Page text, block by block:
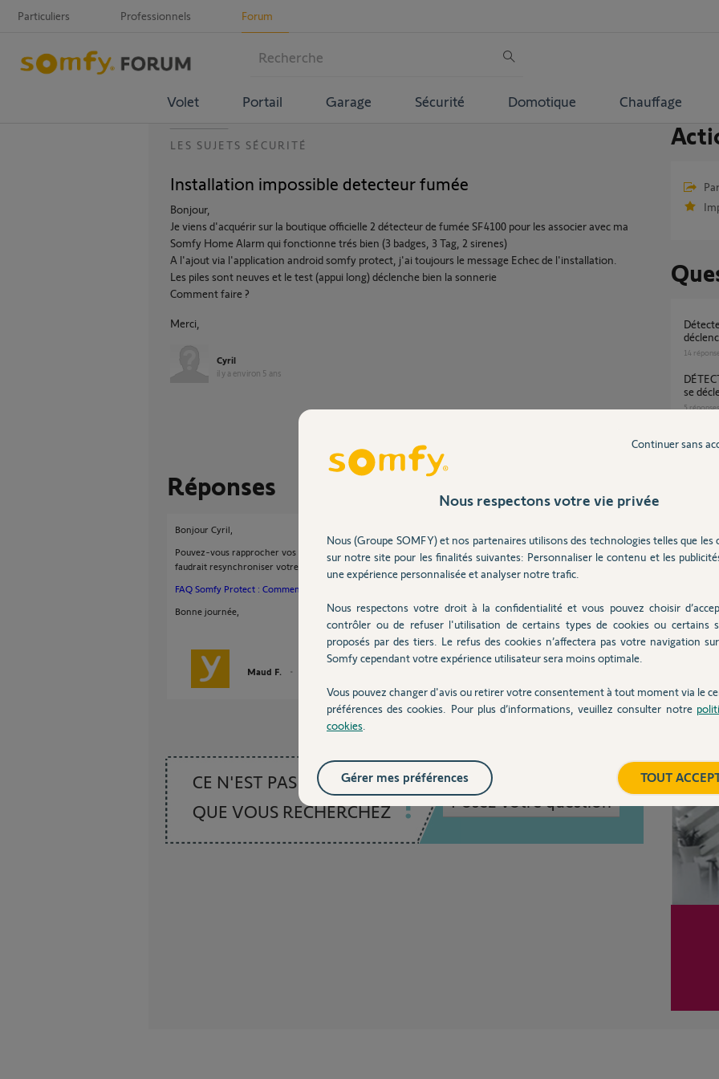
Particuliers Professionnels Forum
Volet Portail Garage Sécurité Domotique Chauffage
LES SUJETS SÉCURITÉ
Installation impossible detecteur fumée
Bonjour,
Je viens d'acquérir sur la boutique officielle 2 détecteur de fumée SF4100 pour les associer avec ma
Somfy Home Alarm qui fonctionne trés bien (3 badges, 3 Tag, 2 sirenes)
A l'ajout via l'application android somfy protect, j'ai toujours le message Echec de l'installation.
Les piles sont neuves et le test (appui long) déclenche bien la sonnerie
Comment faire ?
Merci,
Cyril
il y a environ 5 ans
Participer au fil de discussion
Réponses
Bonjour Cyril,
Pouvez-vous rapprocher vos détecter de fumée de votre Link? Si cela n'aboutit pas il
faudrait resynchroniser votre Link en effectuant un changement de réseau wifi :
FAQ Somfy Protect : Comment changer le réseau WiFi du Link Home Alarm ?
Bonne journée,
Maud F.
CE N'EST PAS CE
QUE VOUS RECHERCHEZ
Posez votre question
Détecteur de fumée Somfy Protect qui se
14
DÉTECTEUR DE FUMÉE SF4100 qui sonne et
se
5 réponses
11
réponses
cas
Nous respectons votre vie privée
Nous (Groupe SOMFY) et nos partenaires utilisons des technologies telles que les
sur notre site pour les finalités suivantes: Personnaliser le contenu et les
une expérience personnalisée et analyser notre trafic.
Nous respectons votre droit à la confidentialité et vous pouvez choisir
contrôler ou de refuser l'utilisation de certains types de cookies ou certains
proposés par des tiers. Le refus des cookies n’affectera pas votre navigation
Somfy cependant votre expérience utilisateur sera moins optimale.
Vous pouvez changer d'avis ou retirer votre consentement à tout moment via le
préférences des cookies. Pour plus d’informations, veuillez consulter notre
cookies
Continuer sans
TOUT
Gérer mes préférences